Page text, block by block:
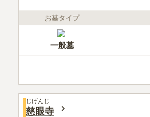
お墓タイプ
一般墓
じげんじ
慈眼寺